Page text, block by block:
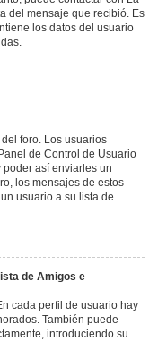
del mensaje que recibió. Es
los datos del usuario
foro. Los usuarios
de Control de Usuario
así enviarles un
los mensajes de estos
usuario a su lista de
de Amigos e
cada perfil de usuario hay
También puede
introduciendo su